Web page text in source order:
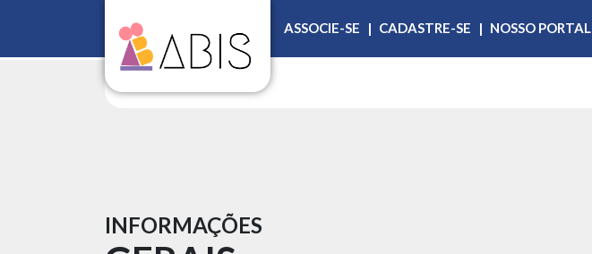
ASSOCIE-SE | CADASTRE-SE | NOSSO PORTAL
INFORMAÇÕES